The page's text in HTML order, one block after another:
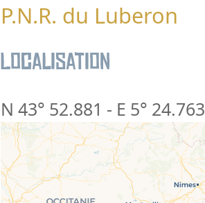
P.N.R. du Luberon
Localisation
N 43° 52.881 - E 5° 24.763